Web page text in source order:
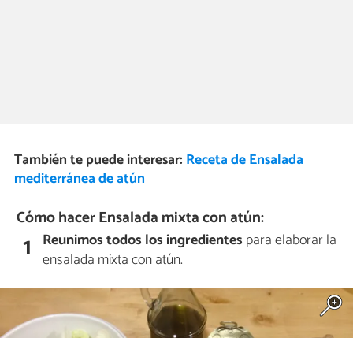
También te puede interesar: Receta de Ensalada
mediterránea de atún
Cómo hacer Ensalada mixta con atún:
1 Reunimos todos los ingredientes para elaborar la
ensalada mixta con atún.